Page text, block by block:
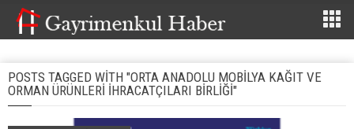
POSTS TAGGED WITH "ORTA ANADOLU MOBILYA KAĞIT VE
ORMAN ÜRÜNLERI İHRACATÇILARI BIRLIĞI"